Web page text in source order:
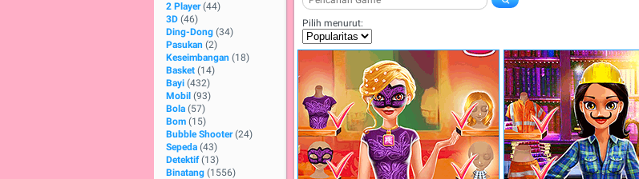
2 Player (44)
3D (46)
Ding-Dong (34)
Pasukan (2)
Keseimbangan (18)
Basket (14)
Bayi (432)
Mobil (93)
Bola (57)
Bom (15)
Bubble Shooter (24)
Sepeda (43)
Detektif (13)
Binatang (1556)
Pilih menurut: